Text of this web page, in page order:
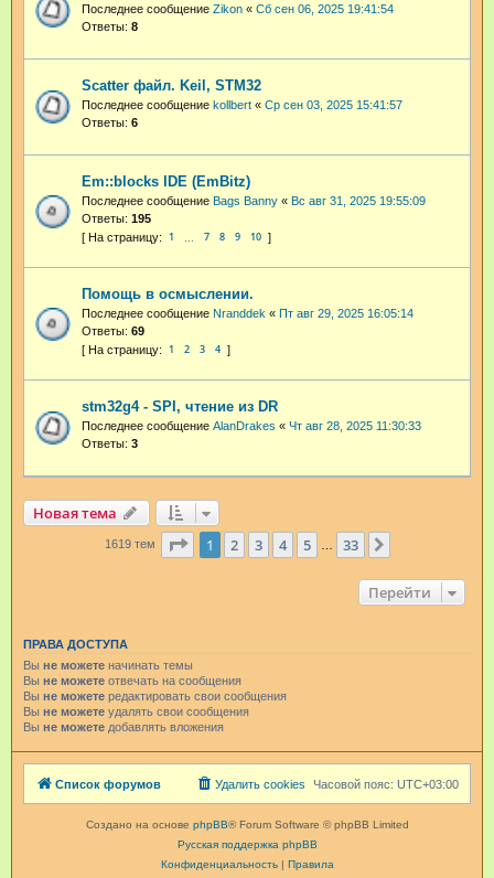
Последнее сообщение Zikon « Сб сен 06, 2025 19:41:54
Ответы: 8
Scatter файл. Keil, STM32
Последнее сообщение kollbert « Ср сен 03, 2025 15:41:57
Ответы: 6
Em::blocks IDE (EmBitz)
Последнее сообщение Bags Banny « Вс авг 31, 2025 19:55:09
Ответы: 195
1 7 8 9 10
Помощь в осмыслении.
Последнее сообщение Nranddek « Пт авг 29, 2025 16:05:14
Ответы: 69
1 2 3 4
stm32g4 - SPI, чтение из DR
Последнее сообщение AlanDrakes « Чт авг 28, 2025 11:30:33
Ответы: 3
Новая тема
1619 тем Страница из 33
1 2 3 4 5 33
Перейти
ПРАВА ДОСТУПА
Вы не можете начинать темы
Вы не можете отвечать на сообщения
Вы не можете редактировать свои сообщения
Вы не можете удалять свои сообщения
Вы не можете добавлять вложения
Список форумов Часовой пояс: UTC+03:00
Удалить cookies
Создано на основе phpBB® Forum Software © phpBB Limited
Русская поддержка phpBB
Конфиденциальность| Правила